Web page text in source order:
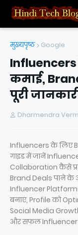
मुख्यपृष्ठ Google
कमाई,
पूरी
Dharmendra
Influencers के लिए
गाइड में जानें
Collaboration कैसे
Brand Deals पाने के
Influencer
बनाएं, Profile को
Social Media
और सफल Influencer